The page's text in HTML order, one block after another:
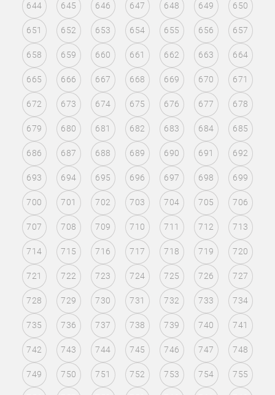
644 645 646 647 648 649 650
651 652 653 654 655 656 657
658 659 660 661 662 663 664
665 666 667 668 669 670 671
672 673 674 675 676 677 678
679 680 681 682 683 684 685
686 687 688 689 690 691 692
693 694 695 696 697 698 699
700 701 702 703 704 705 706
707 708 709 710 711 712 713
714 715 716 717 718 719 720
721 722 723 724 725 726 727
728 729 730 731 732 733 734
735 736 737 738 739 740 741
742 743 744 745 746 747 748
749 750 751 752 753 754 755